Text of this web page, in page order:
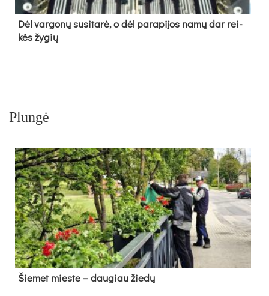
Dėl var­go­nų su­si­ta­rė, o dėl pa­ra­pi­jos na­mų dar rei­
kės žy­gių
Plungė
Šie­met mies­te – dau­giau žie­dų